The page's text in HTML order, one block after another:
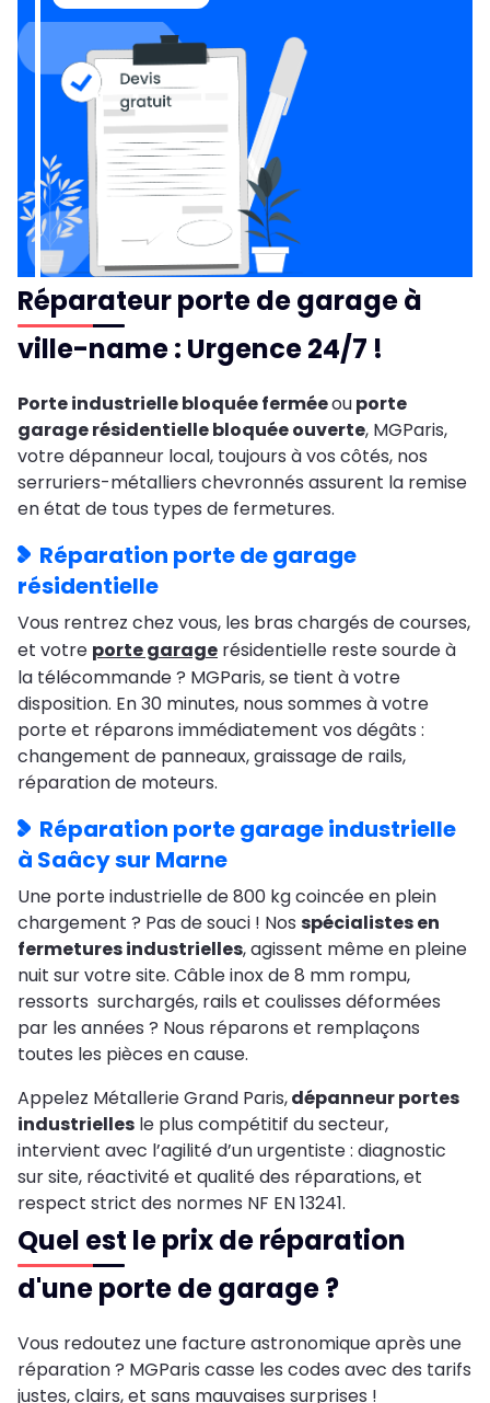
Réparateur porte de garage à
ville-name : Urgence 24/7 !
Porte industrielle bloquée ferméeouporte
garage résidentielle bloquée ouverte, MGParis,
votre dépanneur local, toujours à vos côtés, nos
serruriers-métalliers chevronnés assurent la remise
en état de tous types de fermetures.
Réparation porte de garage
résidentielle
Vous rentrez chez vous, les bras chargés de courses,
et votre porte garage résidentielle reste sourde à
la télécommande ? MGParis, se tient à votre
disposition. En 30 minutes, nous sommes à votre
porte et réparons immédiatement vos dégâts :
changement de panneaux, graissage de rails,
réparation de moteurs.
Réparation porte garage industrielle
à Saâcy sur Marne
Une porte industrielle de 800 kg coincée en plein
chargement ? Pas de souci ! Nos spécialistes en
fermetures industrielles, agissent même en pleine
nuit sur votre site. Câble inox de 8 mm rompu,
ressorts surchargés, rails et coulisses déformées
par les années ? Nous réparons et remplaçons
toutes les pièces en cause.
Appelez Métallerie Grand Paris,dépanneur portes
industrielles le plus compétitif du secteur,
intervient avec l’agilité d’un urgentiste : diagnostic
sur site, réactivité et qualité des réparations, et
respect strict des normes NF EN 13241.
Quel est le prix de réparation
d'une porte de garage ?
Vous redoutez une facture astronomique après une
réparation ? MGParis casse les codes avec des tarifs
justes, clairs, et sans mauvaises surprises !